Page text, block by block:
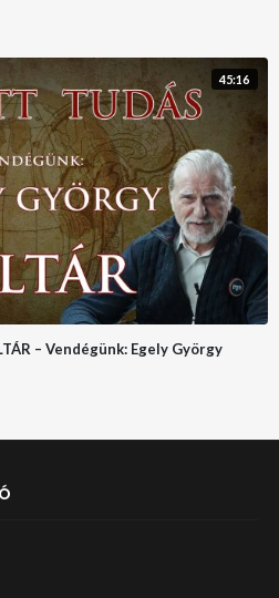
45:16
– Vendégünk: Egely György